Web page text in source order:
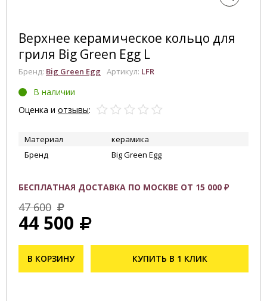
Верхнее керамическое кольцо для
гриля Big Green Egg L
Бренд: Big Green Egg Артикул: LFR
В наличии
Оценка и отзывы:
Материал
керамика
Бренд
Big Green Egg
БЕСПЛАТНАЯ ДОСТАВКА ПО МОСКВЕ ОТ 15 000 ₽
47 600
44 500
В КОРЗИНУ КУПИТЬ В 1 КЛИК